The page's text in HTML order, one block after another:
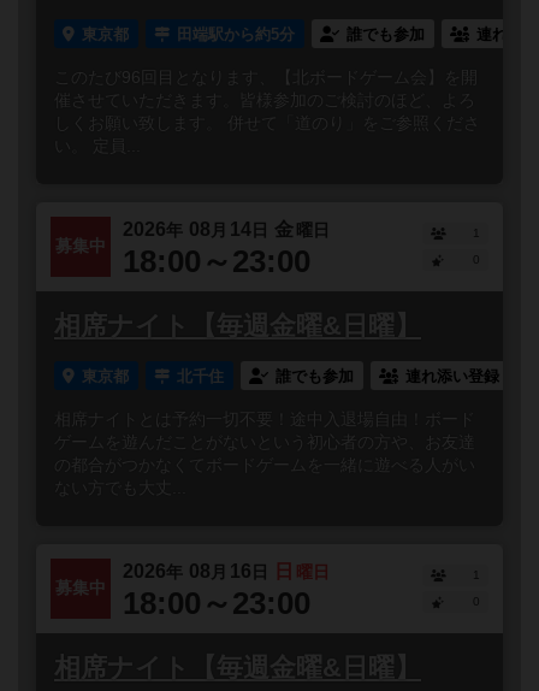
東京都 田端駅から約5分 誰でも参加 連れ添
このたび96回目となります、【北ボードゲーム会】を開
催させていただきます。皆様参加のご検討のほど、よろ
しくお願い致します。 併せて「道のり」をご参照くださ
募集中
2026年 08 月 14 日 金曜日
18:00～23:00
1
相席ナイト【毎週金曜&日曜】
東京都 北千住 誰でも参加 連れ添い登録
相席ナイトとは予約一切不要！途中入退場自由！ボード
ゲームを遊んだことがないという初心者の方や、お友達
の都合がつかなくてボードゲームを一緒に遊べる人がい
ない方でも大丈...
募集中
2026年 08 月 16 日 日 曜日
18:00～23:00
1
相席ナイト【毎週金曜&日曜】